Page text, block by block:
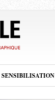
SENSIBILISATION